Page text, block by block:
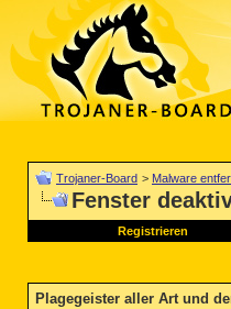
Trojaner-Board > Malware
Fenster
Registrieren
Plagegeister aller Art und